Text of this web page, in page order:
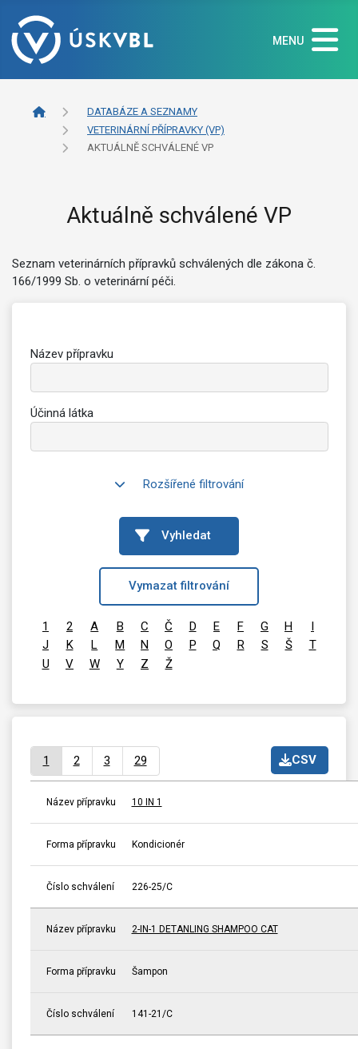
MENU
DATABÁZE A SEZNAMY
VETERINÁRNÍ PŘÍPRAVKY (VP)
AKTUÁLNĚ SCHVÁLENÉ VP
Aktuálně schválené VP
Seznam veterinárních přípravků schválených dle zákona č.
166/1999 Sb. o veterinární péči.
Název přípravku
Účinná látka
Rozšířené filtrování
Vyhledat
Vymazat filtrování
1 2 A B C Č D E F G H
I
J
K L M N O P Q R S Š
T
U
V W Y Z Ž
CSV
1 2 3 29
Název přípravku 10 IN 1
Forma přípravku Kondicionér
Číslo schválení 226-25/C
Název přípravku 2-IN-1 DETANLING SHAMPOO CAT
Forma přípravku Šampon
Číslo schválení 141-21/C